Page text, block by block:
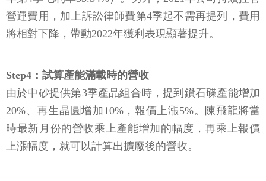
營運費用，加上訴訟律師費第4季起不需再提列，費用
將相對下降，帶動2022年獲利表現顯著提升。
Step4：試算產能滿載時的營收
由於中砂提供第3季產品組合時，提到鑽石碟產能增加
20%、再生晶圓增加10%，報價上漲5%。陳飛龍將當
時最新月份的營收乘上產能增加的幅度，再乘上報價
上漲幅度，就可以計算出擴廠後的營收。